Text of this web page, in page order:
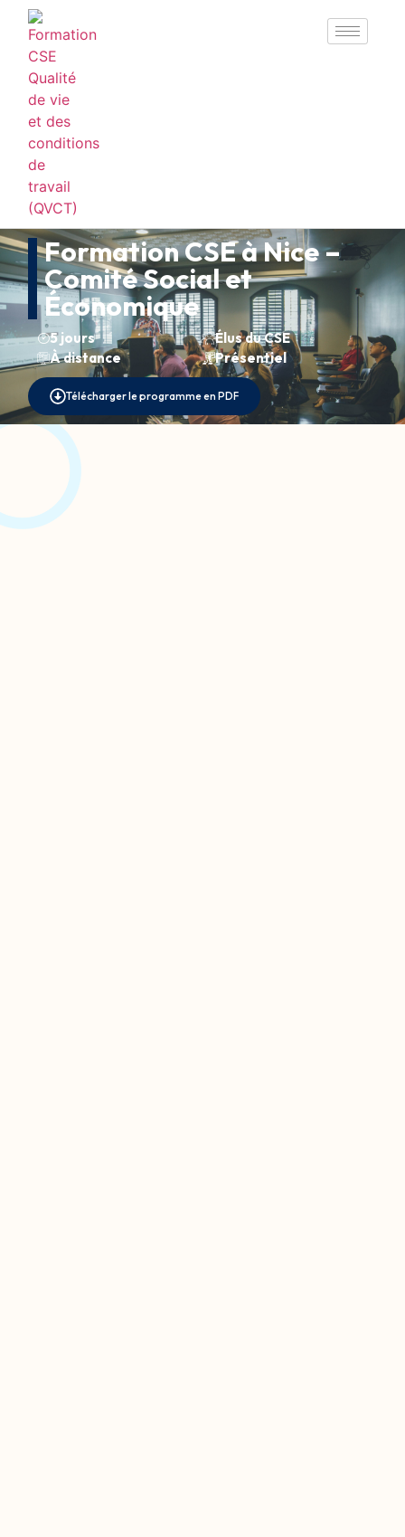
Formation CSE à Nice –
Comité Social et
Économique
5 jours
Élus du CSE
À distance
Présentiel
Télécharger le programme en PDF